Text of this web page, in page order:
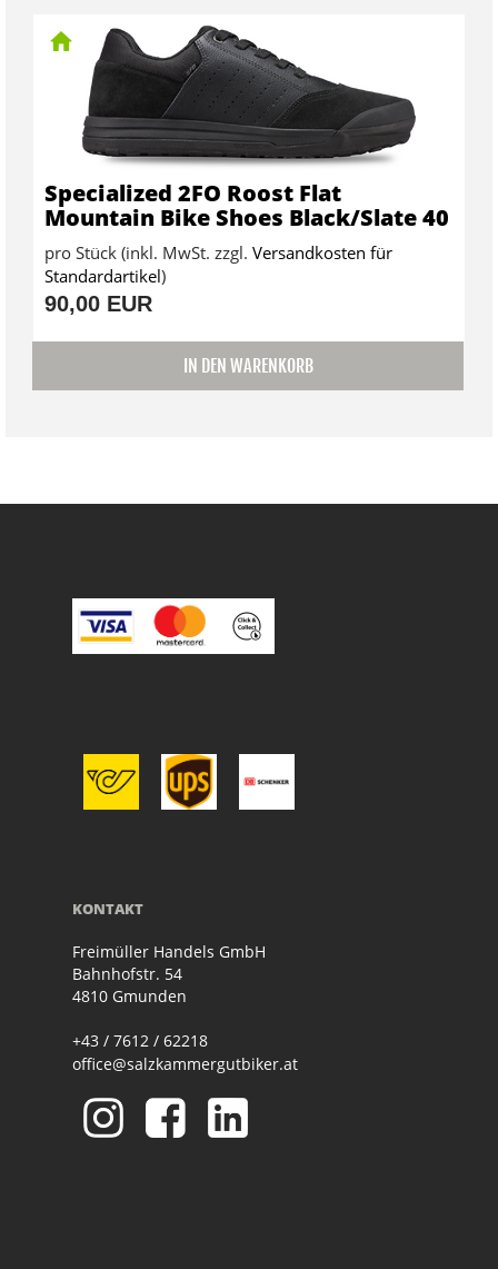
Specialized 2FO Roost Flat
Mountain Bike Shoes Black/Slate 40
pro Stück (inkl. MwSt. zzgl. Versandkosten für
Standardartikel)
90,00 EUR
IN DEN WARENKORB
KONTAKT
Freimüller Handels GmbH
Bahnhofstr. 54
4810 Gmunden
+43 / 7612 / 62218
office@salzkammergutbiker.at